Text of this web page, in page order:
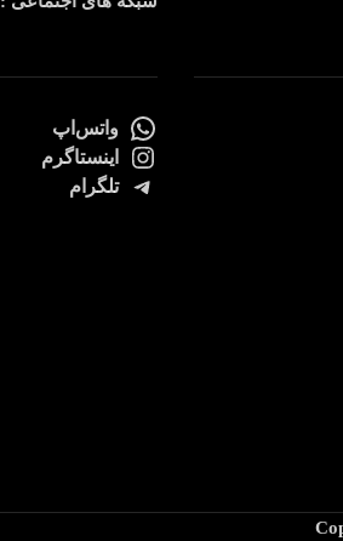
واتس‌اپ
اینستاگرم
تلگرام